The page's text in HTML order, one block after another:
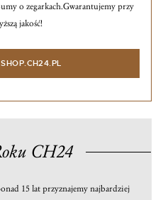
o zegarkach.Gwarantujemy przy
jakość!
CH24
15 lat przyznajemy najbardziej